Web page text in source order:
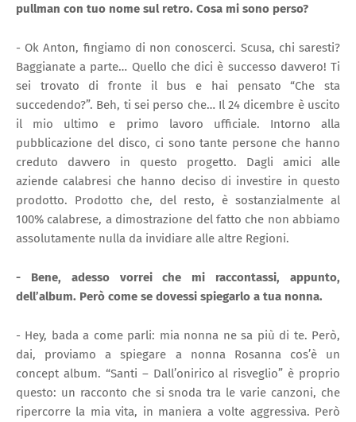
pullman con tuo nome sul retro. Cosa mi sono perso?
- Ok Anton, fingiamo di non conoscerci. Scusa, chi saresti?
Baggianate a parte… Quello che dici è successo davvero! Ti
sei trovato di fronte il bus e hai pensato “Che sta
succedendo?”. Beh, ti sei perso che… Il 24 dicembre è uscito
il mio ultimo e primo lavoro ufficiale. Intorno alla
pubblicazione del disco, ci sono tante persone che hanno
creduto davvero in questo progetto. Dagli amici alle
aziende calabresi che hanno deciso di investire in questo
prodotto. Prodotto che, del resto, è sostanzialmente al
100% calabrese, a dimostrazione del fatto che non abbiamo
assolutamente nulla da invidiare alle altre Regioni.
- Bene, adesso vorrei che mi raccontassi, appunto,
dell’album. Però come se dovessi spiegarlo a tua nonna.
- Hey, bada a come parli: mia nonna ne sa più di te. Però,
dai, proviamo a spiegare a nonna Rosanna cos’è un
concept album. “Santi – Dall’onirico al risveglio” è proprio
questo: un racconto che si snoda tra le varie canzoni, che
ripercorre la mia vita, in maniera a volte aggressiva. Però